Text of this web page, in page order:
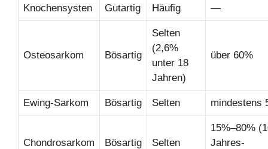
Knochensysten Gutartig Häufig —
Osteosarkom Bösartig
Selten
(2,6%
unter 18
Jahren)
über 60%
Ewing-Sarkom Bösartig Selten mindestens
Chondrosarkom Bösartig Selten
15%–80%
Jahres-